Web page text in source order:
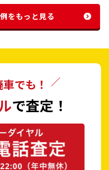
をもっと見る
でも！
で査定！